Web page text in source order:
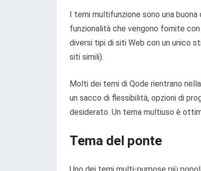
I temi multifunzione sono una
funzionalità che vengono fornite
diversi tipi di siti Web con un unico
siti simili).
Molti dei temi di Qode rientrano
un sacco di flessibilità, opzioni di
desiderato. Un tema multiuso è
Tema del ponte